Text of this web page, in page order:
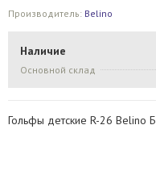
Производитель: Belino
Наличие
Основной склад
Гольфы детские R-26 Belino